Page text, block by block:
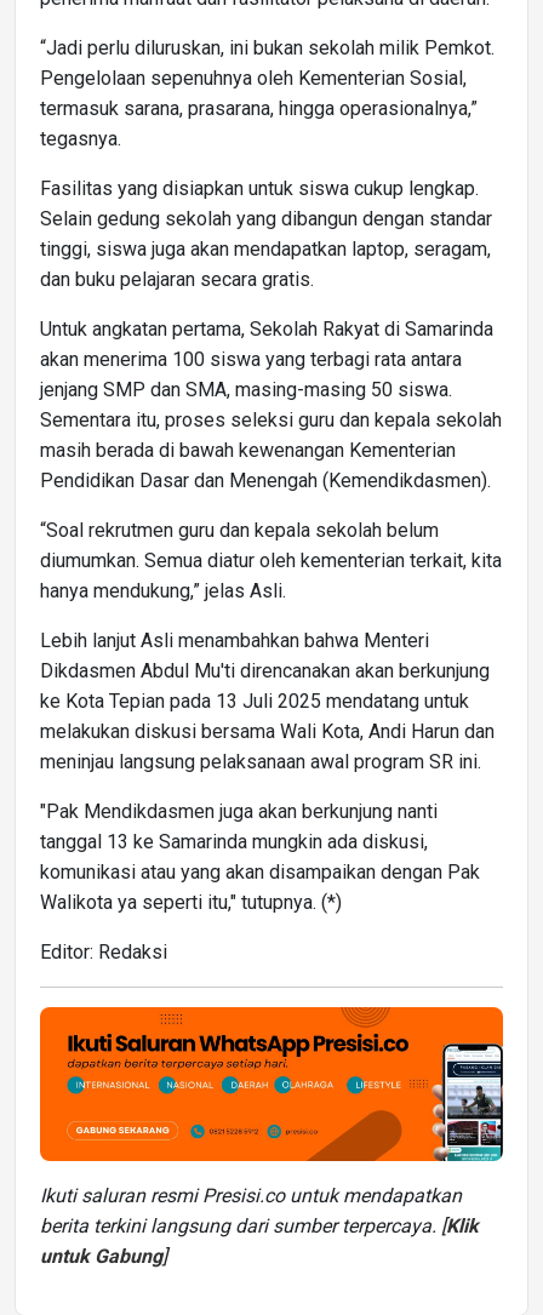
“Jadi perlu diluruskan, ini bukan sekolah milik Pemkot.
Pengelolaan sepenuhnya oleh Kementerian Sosial,
termasuk sarana, prasarana, hingga operasionalnya,”
tegasnya.
Fasilitas yang disiapkan untuk siswa cukup lengkap.
Selain gedung sekolah yang dibangun dengan standar
tinggi, siswa juga akan mendapatkan laptop, seragam,
dan buku pelajaran secara gratis.
Untuk angkatan pertama, Sekolah Rakyat di Samarinda
akan menerima 100 siswa yang terbagi rata antara
jenjang SMP dan SMA, masing-masing 50 siswa.
Sementara itu, proses seleksi guru dan kepala sekolah
masih berada di bawah kewenangan Kementerian
Pendidikan Dasar dan Menengah (Kemendikdasmen).
“Soal rekrutmen guru dan kepala sekolah belum
diumumkan. Semua diatur oleh kementerian terkait, kita
hanya mendukung,” jelas Asli.
Lebih lanjut Asli menambahkan bahwa Menteri
Dikdasmen Abdul Mu'ti direncanakan akan berkunjung
ke Kota Tepian pada 13 Juli 2025 mendatang untuk
melakukan diskusi bersama Wali Kota, Andi Harun dan
meninjau langsung pelaksanaan awal program SR ini.
"Pak Mendikdasmen juga akan berkunjung nanti
tanggal 13 ke Samarinda mungkin ada diskusi,
komunikasi atau yang akan disampaikan dengan Pak
Walikota ya seperti itu," tutupnya. (*)
Editor: Redaksi
Ikuti saluran resmi Presisi.co untuk mendapatkan
berita terkini langsung dari sumber terpercaya. [Klik
untuk Gabung]